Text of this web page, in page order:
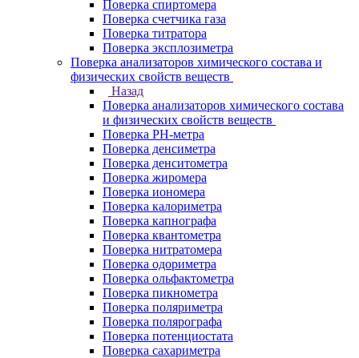
Поверка спиртомера
Поверка счетчика газа
Поверка титратора
Поверка эксплозиметра
Поверка анализаторов химического состава и
физических свойств веществ
Назад
Поверка анализаторов химического состава
и физических свойств веществ
Поверка PH-метра
Поверка денсиметра
Поверка денситометра
Поверка жиромера
Поверка иономера
Поверка калориметра
Поверка капнографа
Поверка квантометра
Поверка нитратомера
Поверка одориметра
Поверка ольфактометра
Поверка пикнометра
Поверка поляриметра
Поверка полярографа
Поверка потенциостата
Поверка сахариметра